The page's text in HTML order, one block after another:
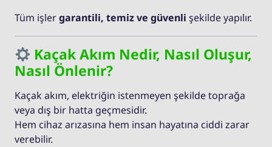
Tüm işlergarantili, temiz ve güvenli şekilde yapılır.
Kaçak Akım Nedir, Nasıl Oluşur,
Nasıl Önlenir?
Kaçak akım, elektriğin istenmeyen şekilde toprağa
veya dış bir hatta geçmesidir.
Hem cihaz arızasına hem insan hayatına ciddi zarar
verebilir.